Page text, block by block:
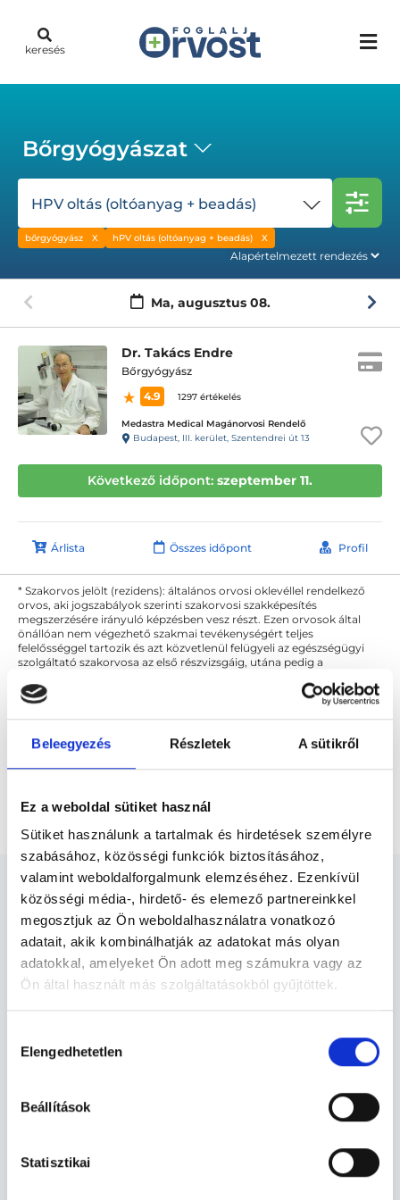
Beleegyezés Részletek A sütikről
Ez a weboldal sütiket használ
Sütiket használunk a tartalmak és hirdetések személyre
szabásához, közösségi funkciók biztosításához,
valamint weboldalforgalmunk elemzéséhez. Ezenkívül
közösségi média-, hirdető- és elemező partnereinkkel
megosztjuk az Ön weboldalhasználatra vonatkozó
adatait, akik kombinálhatják az adatokat más olyan
adatokkal, amelyeket Ön adott meg számukra vagy az
Ön által használt más szolgáltatásokból gyűjtöttek.
szabályzat:https://foglaljorvost.hu/info/foglaljorvost-
kiválasztása
Elengedhetetlen
Beállítások
Statisztikai
keresés
Bőrgyógyászat
HPV oltás (oltóanyag + beadás)
bőrgyógyász hPV oltás (oltóanyag + beadás)
Ma, augusztus 08.
Dr. Takács Endre
Bőrgyógyász
4.9
1297 értékelés
Medastra Medical Magánorvosi Rendelő
Budapest, III. kerület, Szentendrei út 13
Következő időpont: szeptember 11.
Árlista Összes időpont Profil
* Szakorvos jelölt (rezidens): általános orvosi oklevéllel rendelkező
orvos, aki jogszabályok szerinti szakorvosi szakképesítés
megszerzésére irányuló képzésben vesz részt. Ezen orvosok által
önállóan nem végezhető szakmai tevékenységért teljes
felelősséggel tartozik és azt közvetlenül felügyeli az egészségügyi
szolgáltató szakorvosa az első részvizsgáig, utána pedig a
felelősségét kizárja esetleges névazonosságért bármely szakorvos
és szakorvosjelölt esetén.
Főoldal Bőrgyógyász
HPV oltás (oltóanyag + beadás)
Bőrgyógyász - Bőrgyógyászat
KAPCSOLÓDÓ SZAKTERÜLETEK
Szolgáltatások